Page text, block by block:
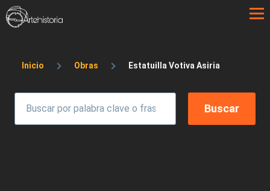
Pasar al contenido principal
Sobrescribir enlaces de ayuda a la
Inicio Obras Estatuilla Votiva Asiria